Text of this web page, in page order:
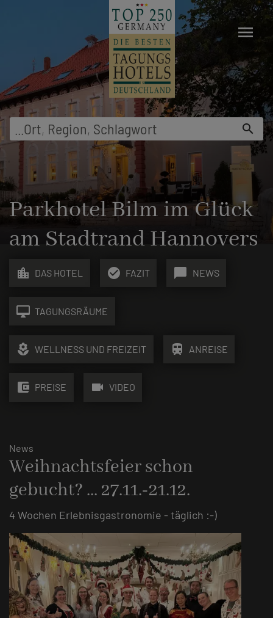
Ort, Region, Schlagwort search
menu
Parkhotel Bilm im Glück
am Stadtrand Hannovers
location_city DAS HOTEL check_circle FAZIT chat_bubble NEWS
desktop_mac TAGUNGSRÄUME
local_florist WELLNESS UND FREIZEIT train ANREISE
account_balance_wallet PREISE videocam VIDEO
News
Weihnachtsfeier schon
gebucht? ... 27.11.-21.12.
4 Wochen Erlebnisgastronomie - täglich :-)